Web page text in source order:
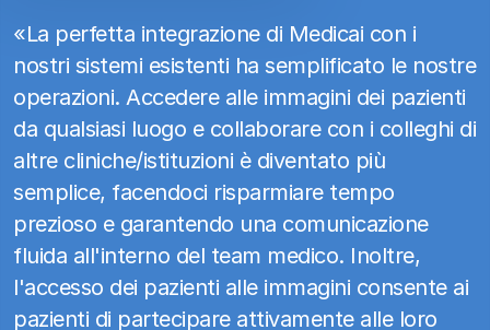
«La perfetta integrazione di Medicai con i
nostri sistemi esistenti ha semplificato le nostre
operazioni. Accedere alle immagini dei pazienti
da qualsiasi luogo e collaborare con i colleghi di
altre cliniche/istituzioni è diventato più
semplice, facendoci risparmiare tempo
prezioso e garantendo una comunicazione
fluida all'interno del team medico. Inoltre,
l'accesso dei pazienti alle immagini consente ai
pazienti di partecipare attivamente alle loro